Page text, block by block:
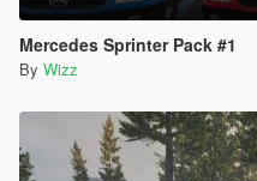
Mercedes Sprinter Pack #1
By Wizz